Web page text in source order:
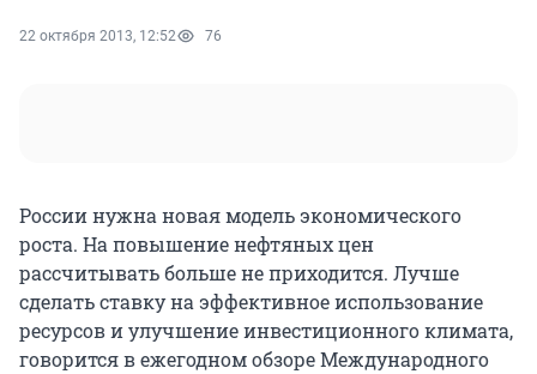
22 октября 2013, 12:52 76
России нужна новая модель экономического
роста. На повышение нефтяных цен
рассчитывать больше не приходится. Лучше
сделать ставку на эффективное использование
ресурсов и улучшение инвестиционного климата,
говорится в ежегодном обзоре Международного